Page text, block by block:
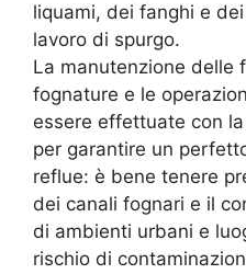
liquami, dei fanghi e
lavoro di spurgo.
La manutenzione delle
fognature e le
essere effettuate con
per garantire un
reflue: è bene tenere
dei canali fognari e il
di ambienti urbani e
rischio di